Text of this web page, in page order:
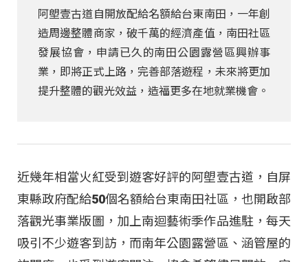
阿塱壹古道自開放配給名額給台東南田，一年創
造周邊整體商家，破千萬的經濟產值，南田社區
發展協會，申請已久的南田公園露營區興辦事
業，即將正式上路，完善部落遊程，未來將更加
提升整體的觀光效益，造福更多在地就業機會。
近幾年相當火紅受到遊客好評的阿塱壹古道，自屏
東縣政府配給50個名額給台東南田社區，也開啟部
落觀光事業版圖，加上南迴藝術季作品進駐，每天
吸引不少遊客到訪，而南年公園露營區、涵管屋的